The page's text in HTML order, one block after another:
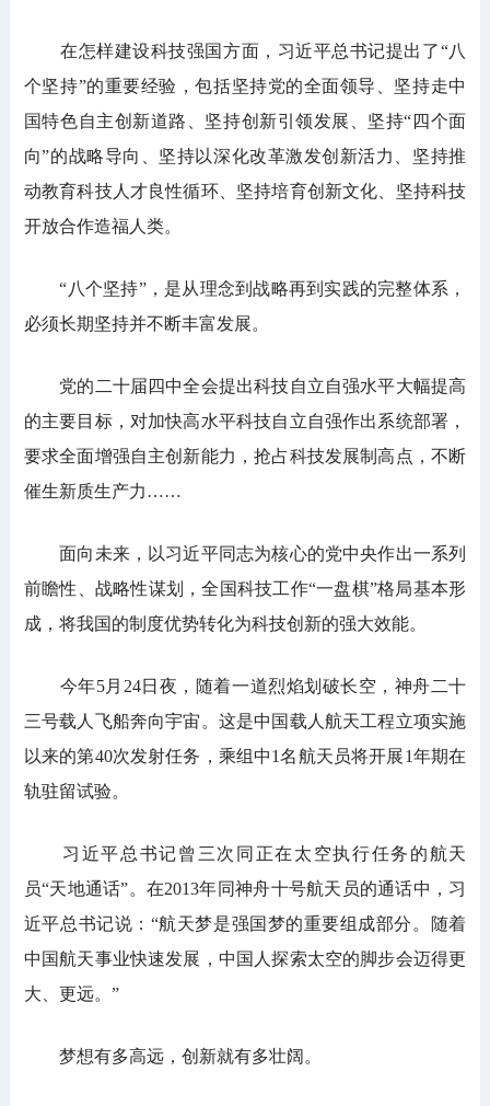
在怎样建设科技强国方面，习近平总书记提出了“八
个坚持”的重要经验，包括坚持党的全面领导、坚持走中
国特色自主创新道路、坚持创新引领发展、坚持“四个面
向”的战略导向、坚持以深化改革激发创新活力、坚持推
动教育科技人才良性循环、坚持培育创新文化、坚持科技
开放合作造福人类。
“八个坚持”，是从理念到战略再到实践的完整体系，
必须长期坚持并不断丰富发展。
党的二十届四中全会提出科技自立自强水平大幅提高
的主要目标，对加快高水平科技自立自强作出系统部署，
要求全面增强自主创新能力，抢占科技发展制高点，不断
催生新质生产力……
面向未来，以习近平同志为核心的党中央作出一系列
前瞻性、战略性谋划，全国科技工作“一盘棋”格局基本形
成，将我国的制度优势转化为科技创新的强大效能。
今年5月24日夜，随着一道烈焰划破长空，神舟二十
三号载人飞船奔向宇宙。这是中国载人航天工程立项实施
以来的第40次发射任务，乘组中1名航天员将开展1年期在
轨驻留试验。
习近平总书记曾三次同正在太空执行任务的航天
员“天地通话”。在2013年同神舟十号航天员的通话中，习
近平总书记说：“航天梦是强国梦的重要组成部分。随着
中国航天事业快速发展，中国人探索太空的脚步会迈得更
大、更远。”
梦想有多高远，创新就有多壮阔。